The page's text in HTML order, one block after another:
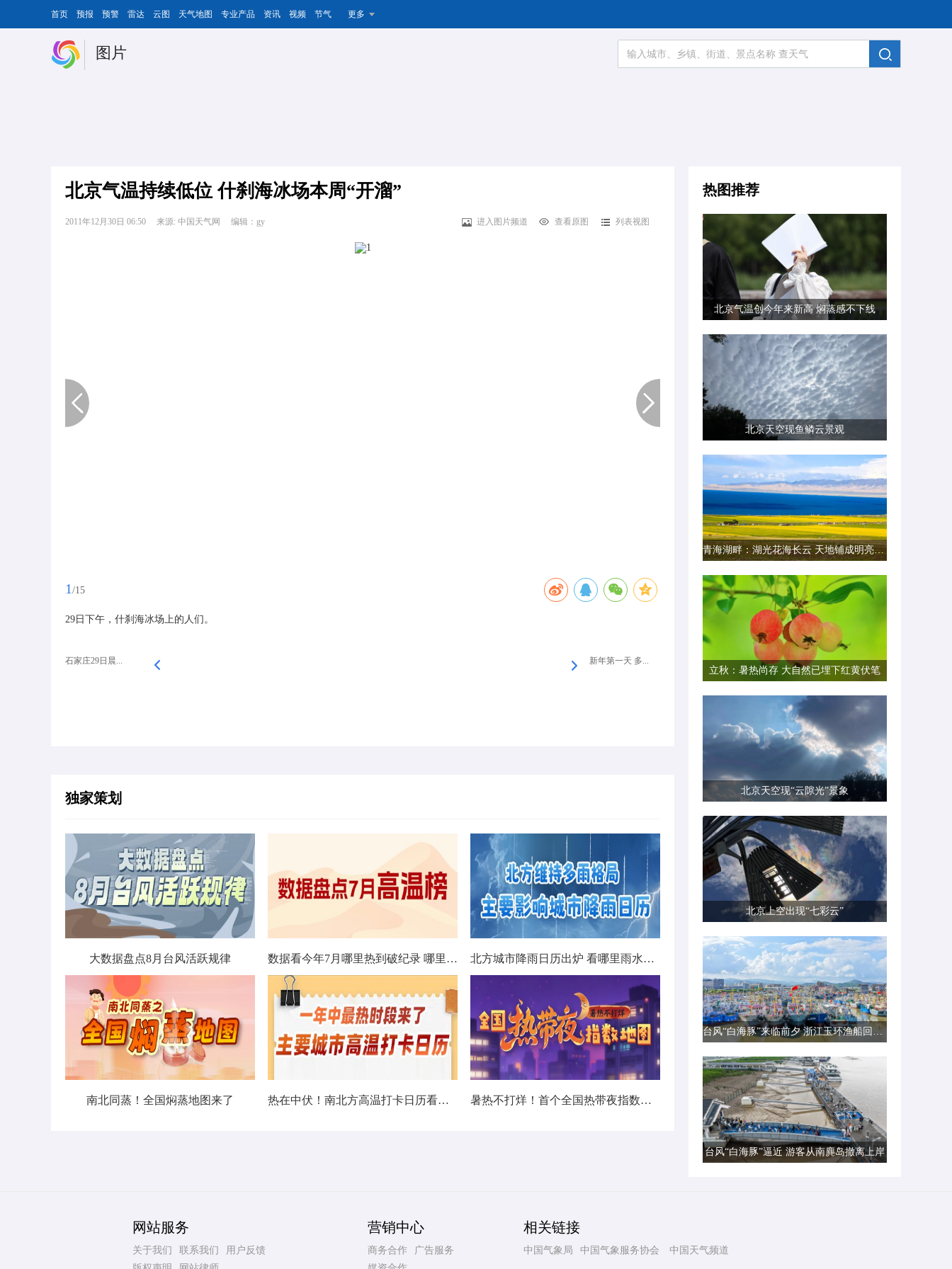
首页 预报 预警 雷达 云图 天气地图 专业产品 资讯 视频 节气 更多
图片
北京气温持续低位 什刹海冰场本周“开溜”
2011年12月30日 06:50 来源: 中国天气网 编辑：gy 进入图片频道 查看原图 列表视图
1 /15
29日下午，什刹海冰场上的人们。
石家庄29日晨... 新年第一天 多...
独家策划
大数据盘点8月台风活跃规律 数据看今年7月哪里热到破纪录 哪里暑热连轴转 北方城市降雨日历出炉 看哪里雨水超长待机
南北同蒸！全国焖蒸地图来了 热在中伏！南北方高温打卡日历看哪里热力持久 暑热不打烊！首个全国热带夜指数地图发布
热图推荐
北京气温创今年来新高 焖蒸感不下线
北京天空现鱼鳞云景观
青海湖畔：湖光花海长云 天地铺成明亮画卷
立秋：暑热尚存 大自然已埋下红黄伏笔
北京天空现“云隙光”景象
北京上空出现“七彩云”
台风“白海豚”来临前夕 浙江玉环渔船回港避风
台风“白海豚”逼近 游客从南麂岛撤离上岸
网站服务
关于我们 联系我们
用户反馈
营销中心
商务合作
广告服务
相关链接
中国气象局 中国气象服务协会 中国天气频道